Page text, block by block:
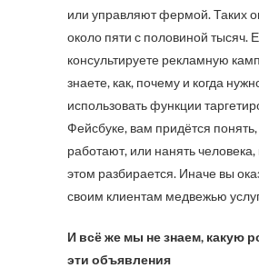
или управляют фермой. Таких
около пяти с половиной тысяч.
консультируете рекламную
знаете, как, почему и когда
использовать функции
Фейсбуке, вам придётся понять,
работают, или нанять человека,
этом разбирается. Иначе вы
своим клиентам медвежью
И всё же мы не знаем, какую
эти объявления